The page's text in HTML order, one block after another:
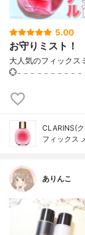
5.00
お守りミスト！
大人気のフィックス
💮𓐄 𓐄 𓐄 𓐄 𓐄 𓐄 𓐄 𓐄 𓐄
CLARINS(
フィックス
ありんこ